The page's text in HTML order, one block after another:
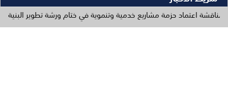
مشاريع خدمية وتنموية في ختام ورشة تطوير البنية التحتية